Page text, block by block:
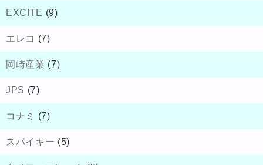
EXCITE (9)
エレコ (7)
岡崎産業 (7)
JPS (7)
コナミ (7)
スパイキー (5)